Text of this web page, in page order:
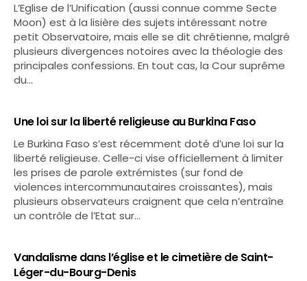
L’Eglise de l’Unification (aussi connue comme Secte
Moon) est à la lisière des sujets intéressant notre
petit Observatoire, mais elle se dit chrétienne, malgré
plusieurs divergences notoires avec la théologie des
principales confessions. En tout cas, la Cour suprême
du…
Une loi sur la liberté religieuse au Burkina Faso
Le Burkina Faso s’est récemment doté d’une loi sur la
liberté religieuse. Celle-ci vise officiellement à limiter
les prises de parole extrémistes (sur fond de
violences intercommunautaires croissantes), mais
plusieurs observateurs craignent que cela n’entraîne
un contrôle de l’Etat sur…
Vandalisme dans l’église et le cimetière de Saint-
Léger-du-Bourg-Denis